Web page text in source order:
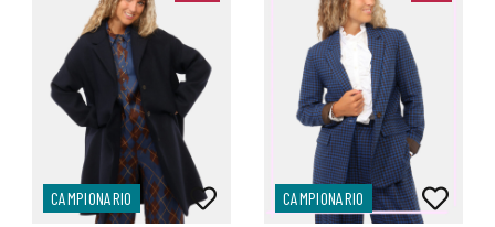
CAMPIONARIO CAMPIONARIO